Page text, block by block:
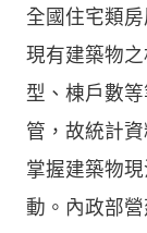
全國住宅類
現有建築物
型、棟戶數
管，故統計
掌握建築物
動。內政部